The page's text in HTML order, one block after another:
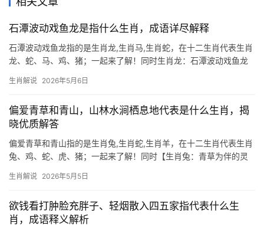
石潭波动戏鱼龙是指什么生肖，成语详尽解释
石潭波动戏鱼龙指的是生肖龙,生肖马,生肖蛇，在十二生肖代表生肖
龙、蛇、马、鸡、猪；一起来了解！同时生肖龙：石潭波动戏鱼龙
的运势。生肖龙自古被视为九五之尊，2024甲辰龙年更逢\”双龙戏
生肖解说 2026年5月6日
偏爱青草和青山，山林水涧栖息地代表是什么生肖，揭
晓优质解答
偏爱青草和青山指的是生肖兔,生肖蛇,生肖羊，在十二生肖代表生肖
兔、鸡、蛇、虎、猪；一起来了解！同时【生肖兔：青草为伴的灵
2026年对属兔者而言，上半年易遇“破财不止”之困，尤其29岁至45
生肖解说 2026年5月5日
欲钱看打肿脸充胖子、轻烟散入四五家指代表什么生
肖，成语释义解析